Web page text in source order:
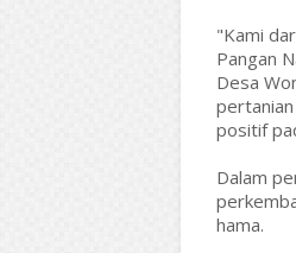
"Kami
Pangan
Desa
positif
Dalam
hama.